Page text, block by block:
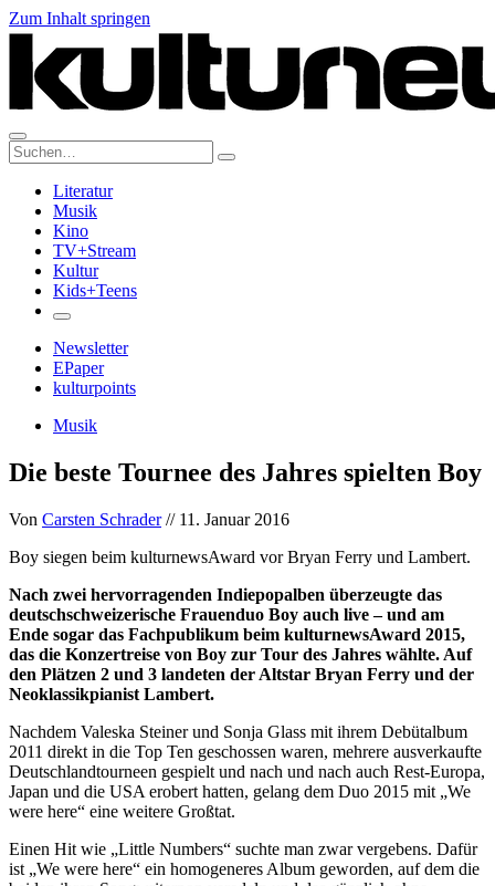
Zum Inhalt springen
Suche:
Literatur
Musik
Kino
TV+Stream
Kultur
Kids+Teens
Newsletter
EPaper
kulturpoints
Musik
Die beste Tournee des Jahres spielten Boy
Von Carsten Schrader// 11. Januar 2016
Boy siegen beim kulturnewsAward vor Bryan Ferry und Lambert.
Nach zwei hervorragenden Indiepopalben überzeugte das
deutschschweizerische Frauenduo Boy auch live – und am
Ende sogar das Fachpublikum beim kulturnewsAward 2015,
das die Konzertreise von Boy zur Tour des Jahres wählte. Auf
den Plätzen 2 und 3 landeten der Altstar Bryan Ferry und der
Neoklassikpianist Lambert.
Nachdem Valeska Steiner und Sonja Glass mit ihrem Debütalbum
2011 direkt in die Top Ten geschossen waren, mehrere ausverkaufte
Deutschlandtourneen gespielt und nach und nach auch Rest-Europa,
Japan und die USA erobert hatten, gelang dem Duo 2015 mit „We
were here“ eine weitere Großtat.
Einen Hit wie „Little Numbers“ suchte man zwar vergebens. Dafür
ist „We were here“ ein homogeneres Album geworden, auf dem die